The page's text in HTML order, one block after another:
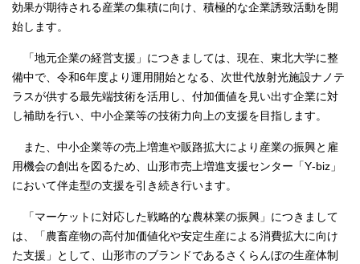
効果が期待される産業の集積に向け、積極的な企業誘致活動を開
始します。
「地元企業の経営支援」につきましては、現在、東北大学に整
備中で、令和6年度より運用開始となる、次世代放射光施設ナノテ
ラスが供する最先端技術を活用し、付加価値を見い出す企業に対
し補助を行い、中小企業等の技術力向上の支援を目指します。
また、中小企業等の売上増進や販路拡大により産業の振興と雇
用機会の創出を図るため、山形市売上増進支援センター「Y‐biz」
において伴走型の支援を引き続き行います。
「マーケットに対応した戦略的な農林業の振興」につきまして
は、「農畜産物の高付加価値化や安定生産による消費拡大に向け
た支援」として、山形市のブランドであるさくらんぼの生産体制